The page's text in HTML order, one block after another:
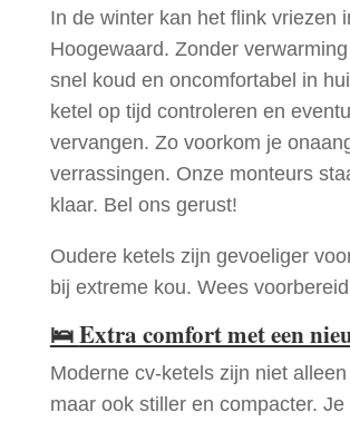
In de winter kan het flink vriezen
Hoogewaard. Zonder
snel koud en oncomfortabel in
ketel op tijd controleren en
vervangen. Zo voorkom je
verrassingen. Onze monteurs
klaar. Bel ons gerust!
Oudere ketels zijn gevoeliger
bij extreme kou. Wees
🛌Extra comfort met een
Moderne cv-ketels zijn niet
maar ook stiller en compacter. Je